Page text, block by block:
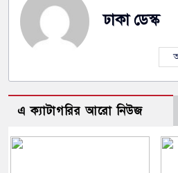
ঢাকা ডেস্ক
এ ক্যাটাগরির আরো নিউজ